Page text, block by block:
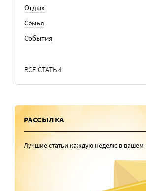
Отдых
Семья
События
ВСЕ СТАТЬИ
РАССЫЛКА
Лучшие статьи каждую неделю в